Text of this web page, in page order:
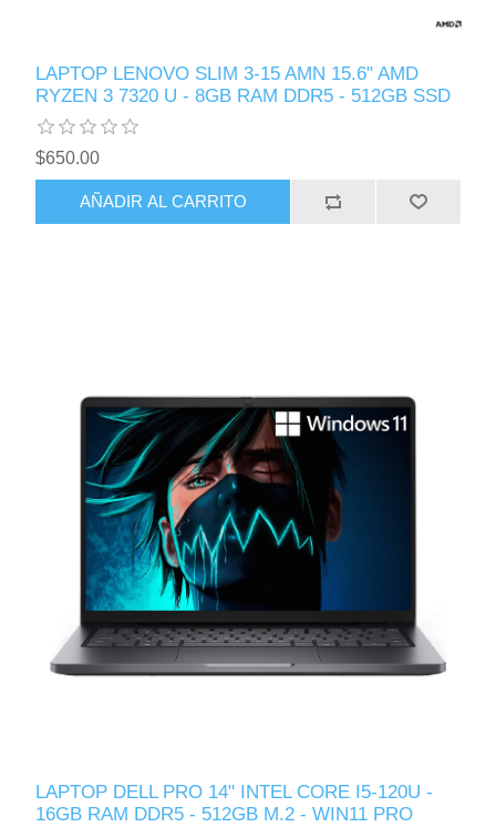
LAPTOP LENOVO SLIM 3-15 AMN 15.6" AMD
RYZEN 3 7320 U - 8GB RAM DDR5 - 512GB SSD
$650.00
AÑADIR AL CARRITO
LAPTOP DELL PRO 14" INTEL CORE I5-120U -
16GB RAM DDR5 - 512GB M.2 - WIN11 PRO